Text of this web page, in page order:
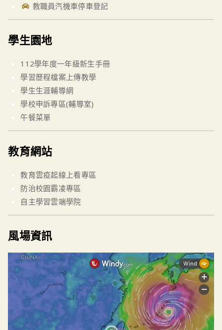
教職員汽機車停車登記
學生園地
112學年度一年級新生手冊
學習歷程檔案上傳教學
學生生涯輔導網
學校申訴專區(輔導室)
午餐菜單
教育網站
教育雲疫起線上看專區
防治校園霸凌專區
自主學習雲端學院
風場資訊